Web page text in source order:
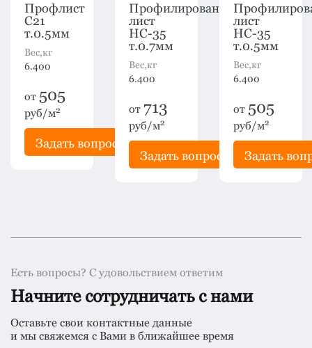
Профлист
C21
т.0.5мм
Вес,кг
6.400
от 505
руб/м2
Задать вопрос
Профилированный
лист
HC-35
т.0.7мм
Вес,кг
6.400
от 713
руб/м2
Задать вопрос
лист
HC-35
т.0.5мм
Вес,кг
6.400
от 505
руб/м2
Задать
Есть вопросы? С удовольствием ответим
Начните сотрудничать с нами
Оставьте свои контактные данные
и мы свяжемся с Вами в ближайшее время